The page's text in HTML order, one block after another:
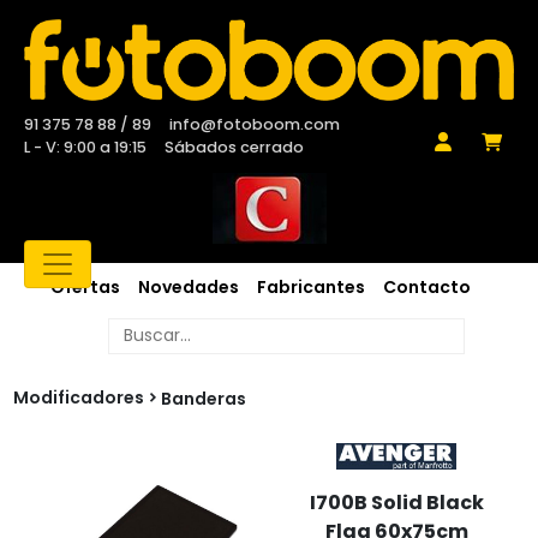
91 375 78 88 / 89
info@fotoboom.com
L - V: 9:00 a 19:15
Sábados cerrado
Ofertas Novedades Fabricantes Contacto
Modificadores Banderas
I700B Solid Black
Flag 60x75cm